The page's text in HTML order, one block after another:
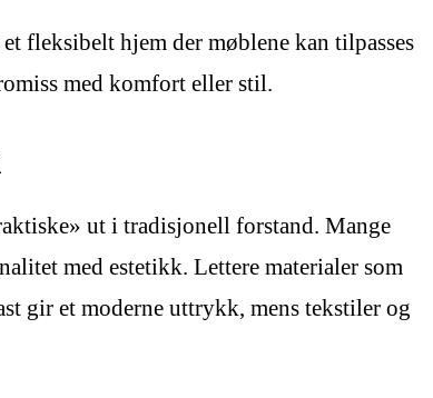
fleksibelt hjem der møblene kan tilpasses
med komfort eller stil.
ut i tradisjonell forstand. Mange
med estetikk. Lettere materialer som
gir et moderne uttrykk, mens tekstiler og